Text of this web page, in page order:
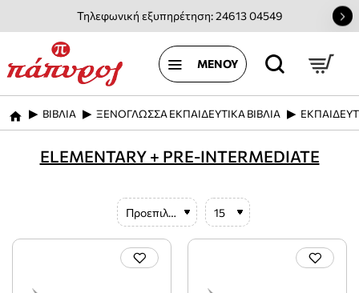
Τηλεφωνική εξυπηρέτηση: 24613 04549
home
ΒΙΒΛΙΑ ΞΕΝΟΓΛΩΣΣΑ ΕΚΠΑΙΔΕΥΤΙΚΑ ΒΙΒΛΙΑ
ELEMENTARY + PRE-INTERMEDIATE